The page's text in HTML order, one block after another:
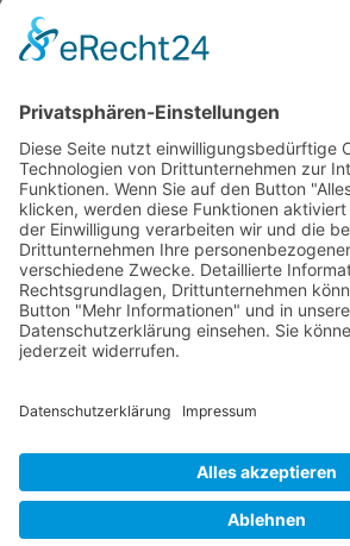
Künstler 2010
Künstler 2008
Künstler 2004
Alle Ausstellungsorte
Cookie-Einstellungen
Impressum
Intern